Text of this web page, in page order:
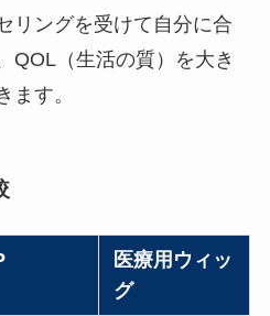
リングを受けて自分に合
QOL（生活の質）を大き
ます。
医療用ウィッ
グ